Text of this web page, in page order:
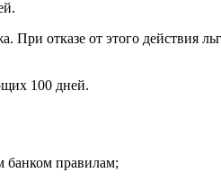
отказе от этого действия
100 дней.
банком правилам;